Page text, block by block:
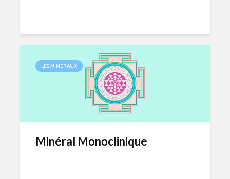
LES MINÉRAUX
Minéral Monoclinique